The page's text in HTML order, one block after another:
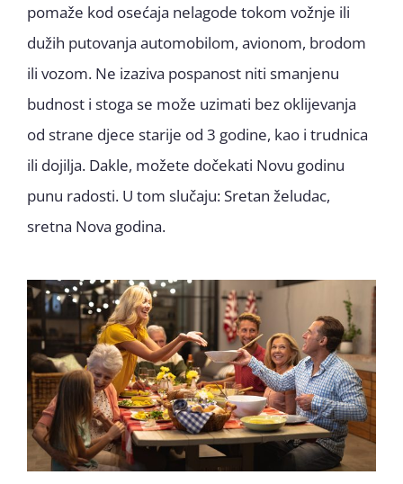
pomaže kod osećaja nelagode tokom vožnje ili
dužih putovanja automobilom, avionom, brodom
ili vozom. Ne izaziva pospanost niti smanjenu
budnost i stoga se može uzimati bez oklijevanja
od strane djece starije od 3 godine, kao i trudnica
ili dojilja. Dakle, možete dočekati Novu godinu
punu radosti. U tom slučaju: Sretan želudac,
sretna Nova godina.